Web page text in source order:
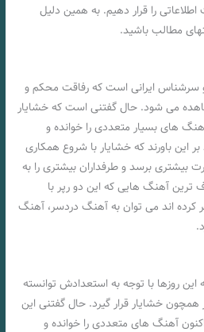
را قرار دهیم. به همین دلیل
مطالب باشید.
و سرشناس ایرانی است که رفاقت محکم و
می شود. حال گفتنی است که خشایار
آهنگ‌ های بسیار متعددی را خوانده و
این باورند که خشایار با شروع همکاری‌
بیشتری برسد و طرفداران بیشتری را به
آهنگ‌ هایی که این دو رپر با
کرده اند می‌ توان به آهنگ دردسر، آهنگ
این روزها با توجه به استعدادش توانسته
همچون خشایار قرار گیرد. حال گفتنی این
آهنگ‌ های متعددی را خوانده و